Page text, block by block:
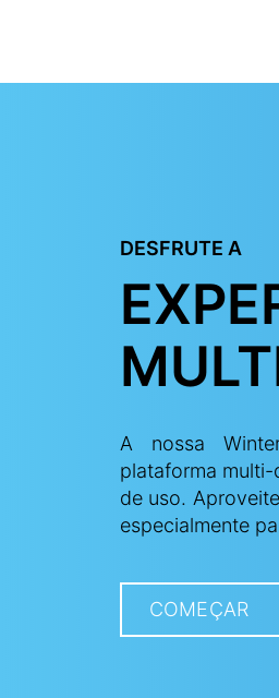
DESFRUTE A
A nossa
plataforma
de uso.
especialmente
COMEÇAR